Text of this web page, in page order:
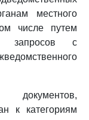
местного
числе путем
запросов с
к категориям